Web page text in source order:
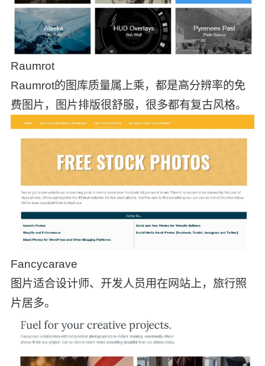
Raumrot
Raumrot的图库质量属上乘，都是高分辨率的免
费图片，图片排版很舒服，很多都有复古风格。
Fancycarave
图片适合设计师、开发人员用在网站上，旅行照
片居多。